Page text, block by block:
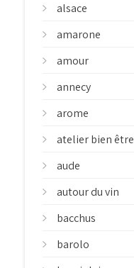
alsace
amarone
amour
annecy
arome
atelier bien être
aude
autour du vin
bacchus
barolo